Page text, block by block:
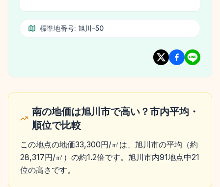
標準地番号: 旭川-50
南の地価は旭川市で高い？市内平均・
順位で比較
この地点の地価33,300円/㎡は、旭川市の平均（約
28,317円/㎡）の約1.2倍です。旭川市内91地点中21
位の高さです。